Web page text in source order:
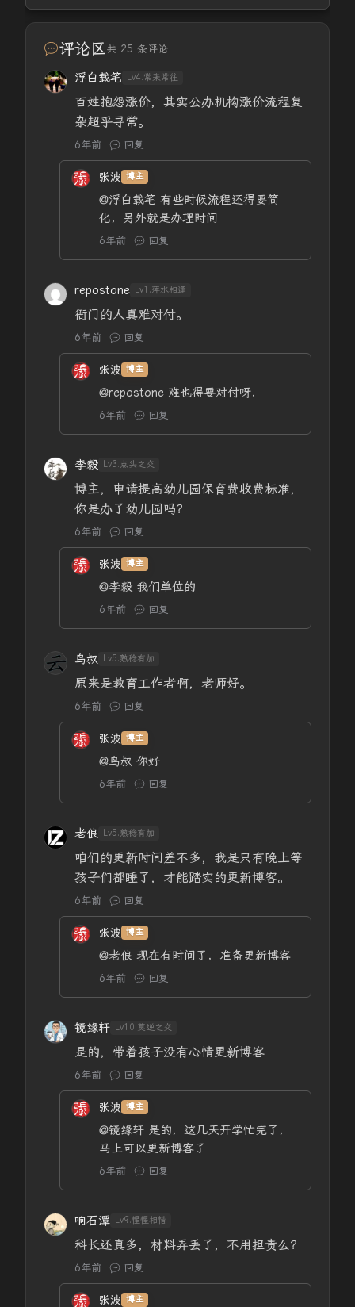
评论区共 25 条评论
浮白载笔 Lv4.常来常往
百姓抱怨涨价，其实公办机构涨价流程复
杂超乎寻常。
6年前 回复
张波 博主
@浮白载笔 有些时候流程还得要简
化，另外就是办理时间
6年前 回复
repostone Lv1.萍水相逢
衙门的人真难对付。
6年前 回复
张波 博主
@repostone 难也得要对付呀，
6年前 回复
李毅 Lv3.点头之交
博主，申请提高幼儿园保育费收费标准，
你是办了幼儿园吗？
6年前 回复
张波 博主
@李毅 我们单位的
6年前 回复
鸟叔 Lv5.熟稔有加
原来是教育工作者啊，老师好。
6年前 回复
张波 博主
@鸟叔 你好
6年前 回复
老俍 Lv5.熟稔有加
咱们的更新时间差不多，我是只有晚上等
孩子们都睡了，才能踏实的更新博客。
6年前 回复
张波 博主
@老俍 现在有时间了，准备更新博客
6年前 回复
镜缘轩 Lv10.莫逆之交
是的，带着孩子没有心情更新博客
6年前 回复
张波 博主
@镜缘轩 是的，这几天开学忙完了，
马上可以更新博客了
6年前 回复
响石潭 Lv9.惺惺相惜
科长还真多，材料弄丢了，不用担责么？
6年前 回复
张波 博主